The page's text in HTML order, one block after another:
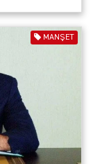
MANŞET